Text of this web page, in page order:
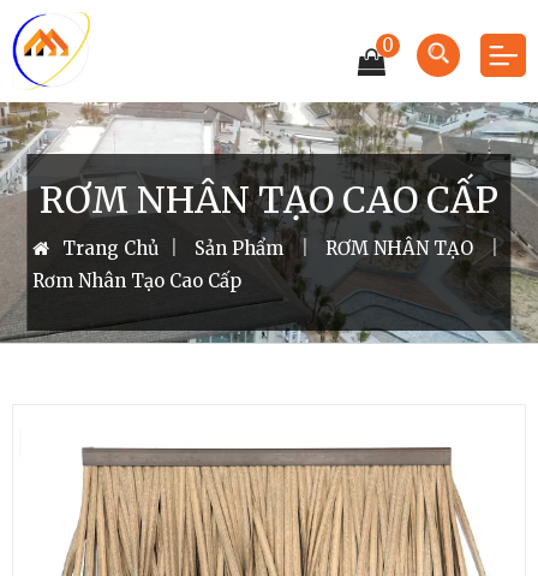
0
RƠM NHÂN TẠO CAO CẤP
Trang Chủ Sản Phẩm | RƠM NHÂN TẠO |
Rơm Nhân Tạo Cao Cấp